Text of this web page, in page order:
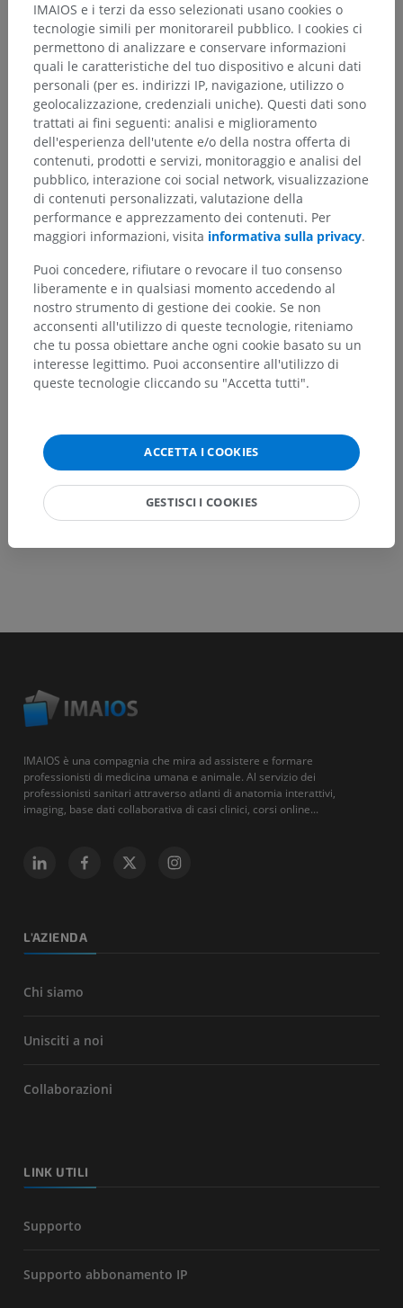
Strutture sottostanti:Non sono presenti strutture
soggiacenti per questa parte anatomica
Anatomia comparata umana
Traduzioni
Hai notato un errore?
Non esitare a suggerire una correzione, traduzione o
un miglioramento dei contenuti.
Segnala un problema
IMAIOS è una compagnia che mira ad assistere e formare
professionisti di medicina umana e animale. Al servizio dei
professionisti sanitari attraverso atlanti di anatomia interattivi,
imaging, base dati collaborativa di casi clinici, corsi online...
L'AZIENDA
Chi siamo
Unisciti a noi
Collaborazioni
LINK UTILI
Supporto
Supporto abbonamento IP
IMAIOS e i terzi da esso selezionati usano cookies o
tecnologie simili per monitorareil pubblico. I cookies ci
permettono di analizzare e conservare informazioni
quali le caratteristiche del tuo dispositivo e alcuni dati
personali (per es. indirizzi IP, navigazione, utilizzo o
geolocalizzazione, credenziali uniche). Questi dati sono
trattati ai fini seguenti: analisi e miglioramento
dell'esperienza dell'utente e/o della nostra offerta di
contenuti, prodotti e servizi, monitoraggio e analisi del
pubblico, interazione coi social network, visualizzazione
di contenuti personalizzati, valutazione della
performance e apprezzamento dei contenuti. Per
maggiori informazioni, visita informativa sulla privacy.
Puoi concedere, rifiutare o revocare il tuo consenso
liberamente e in qualsiasi momento accedendo al
nostro strumento di gestione dei cookie. Se non
acconsenti all'utilizzo di queste tecnologie, riteniamo
che tu possa obiettare anche ogni cookie basato su un
interesse legittimo. Puoi acconsentire all'utilizzo di
queste tecnologie cliccando su "Accetta tutti".
ACCETTA I COOKIES
GESTISCI I COOKIES